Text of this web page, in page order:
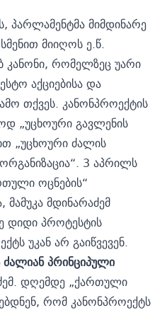
პარლამენტმა მიმდინარე
მიიღოს ე.წ.
კანონი, რომელზეც უარი
აქციებისა და
თქვეს. კანონპროექტის
„უცხოური გავლენის
„უცხოური ძალის
3 აპრილს
ოცნების“
მამუკა მდინარაძემ
დიდი პროტესტის
უკან არ გაიწვევენ.
ძალიან პრინციპული
დღემდე „ქართული
რომ კანონპროექტს